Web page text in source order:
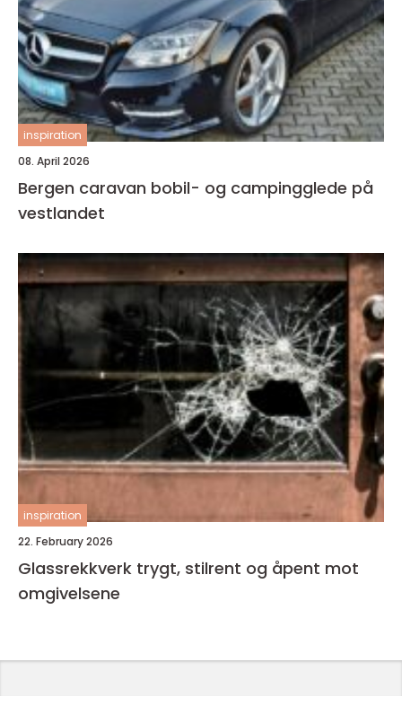
inspiration
08. April 2026
Bergen caravan bobil- og campingglede på
vestlandet
inspiration
22. February 2026
Glassrekkverk trygt, stilrent og åpent mot
omgivelsene